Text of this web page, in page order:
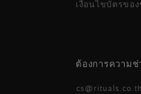
เงื่อนไขบัตรขอ
ต้องการความช่
cs@rituals.co.th